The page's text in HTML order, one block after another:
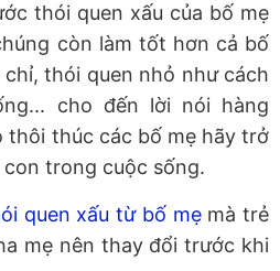
thói quen xấu của bố mẹ
còn làm tốt hơn cả bố
thói quen nhỏ như cách
cho đến lời nói hàng
thôi thúc các bố mẹ hãy trở
trong cuộc sống.
quen xấu từ bố mẹmà trẻ
mẹ nên thay đổi trước khi